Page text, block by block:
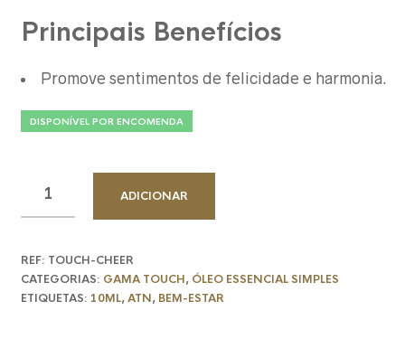
Principais Benefícios
Promove sentimentos de felicidade e harmonia.
DISPONÍVEL POR ENCOMENDA
ADICIONAR
REF: TOUCH-CHEER
CATEGORIAS: GAMA TOUCH, ÓLEO ESSENCIAL SIMPLES
ETIQUETAS: 10ML,ATN, BEM-ESTAR